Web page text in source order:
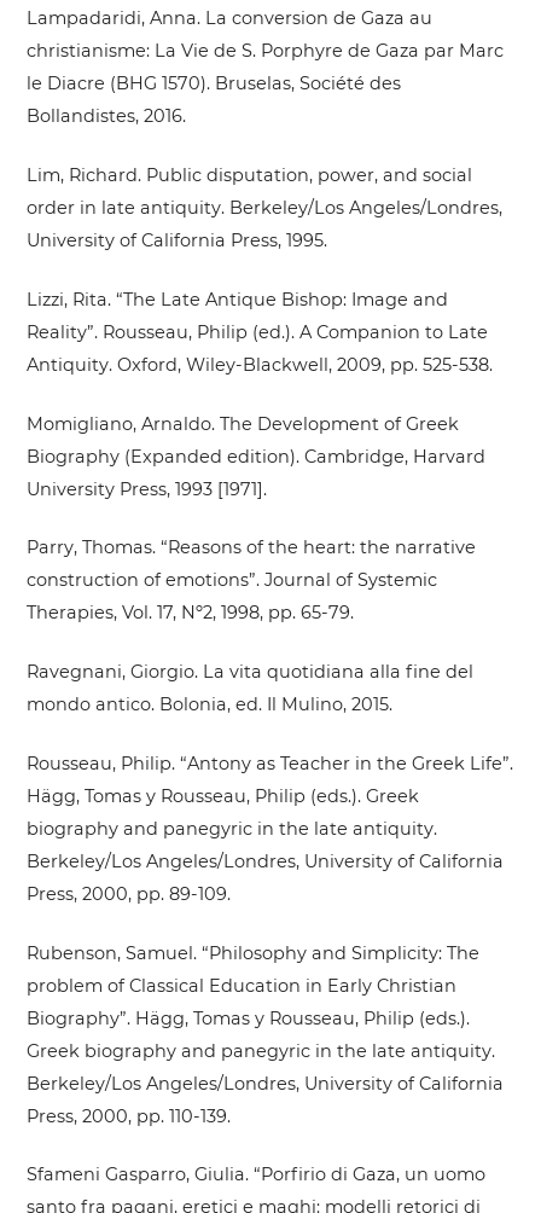
Lampadaridi, Anna. La conversion de Gaza au
christianisme: La Vie de S. Porphyre de Gaza par Marc
le Diacre (BHG 1570). Bruselas, Société des
Bollandistes, 2016.
Lim, Richard. Public disputation, power, and social
order in late antiquity. Berkeley/Los Angeles/Londres,
University of California Press, 1995.
Lizzi, Rita. “The Late Antique Bishop: Image and
Reality”. Rousseau, Philip (ed.). A Companion to Late
Antiquity. Oxford, Wiley-Blackwell, 2009, pp. 525-538.
Momigliano, Arnaldo. The Development of Greek
Biography (Expanded edition). Cambridge, Harvard
University Press, 1993 [1971].
Parry, Thomas. “Reasons of the heart: the narrative
construction of emotions”. Journal of Systemic
Therapies, Vol. 17, Nº2, 1998, pp. 65-79.
Ravegnani, Giorgio. La vita quotidiana alla fine del
mondo antico. Bolonia, ed. Il Mulino, 2015.
Rousseau, Philip. “Antony as Teacher in the Greek Life”.
Hägg, Tomas y Rousseau, Philip (eds.). Greek
biography and panegyric in the late antiquity.
Berkeley/Los Angeles/Londres, University of California
Press, 2000, pp. 89-109.
Rubenson, Samuel. “Philosophy and Simplicity: The
problem of Classical Education in Early Christian
Biography”. Hägg, Tomas y Rousseau, Philip (eds.).
Greek biography and panegyric in the late antiquity.
Berkeley/Los Angeles/Londres, University of California
Press, 2000, pp. 110-139.
Sfameni Gasparro, Giulia. “Porfirio di Gaza, un uomo
santo fra pagani, eretici e maghi: modelli retorici di